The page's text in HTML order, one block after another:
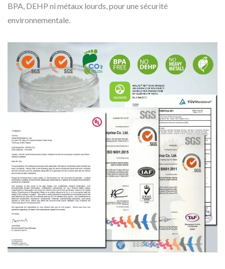
BPA, DEHP ni métaux lourds, pour une sécurité
environnementale.